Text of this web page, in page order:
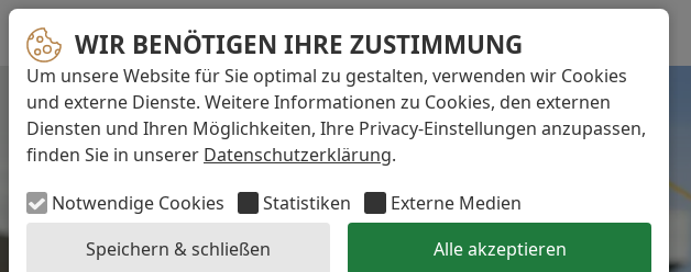
WIR BENÖTIGEN IHRE ZUSTIMMUNG
Um unsere Website für Sie optimal zu gestalten, verwenden wir Cookies
und externe Dienste. Weitere Informationen zu Cookies, den externen
Diensten und Ihren Möglichkeiten, Ihre Privacy-Einstellungen anzupassen,
finden Sie in unserer Datenschutzerklärung.
Notwendige Cookies
Statistiken
Externe Medien
Speichern & schließen
Alle akzeptieren